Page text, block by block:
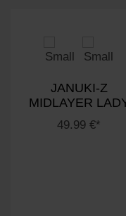
JANUKI-Z
MIDLAYER
49.99 €*